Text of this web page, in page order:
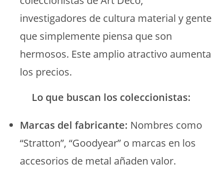
investigadores de cultura material y gente
que simplemente piensa que son
hermosos. Este amplio atractivo aumenta
los precios.
Lo que buscan los coleccionistas:
Marcas del fabricante: Nombres como
“Stratton”, “Goodyear” o marcas en los
accesorios de metal añaden valor.